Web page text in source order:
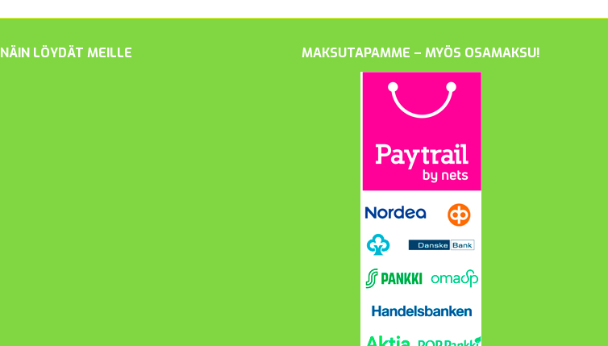
NÄIN LÖYDÄT MEILLE MAKSUTAPAMME – MYÖS OSAMAKSU!